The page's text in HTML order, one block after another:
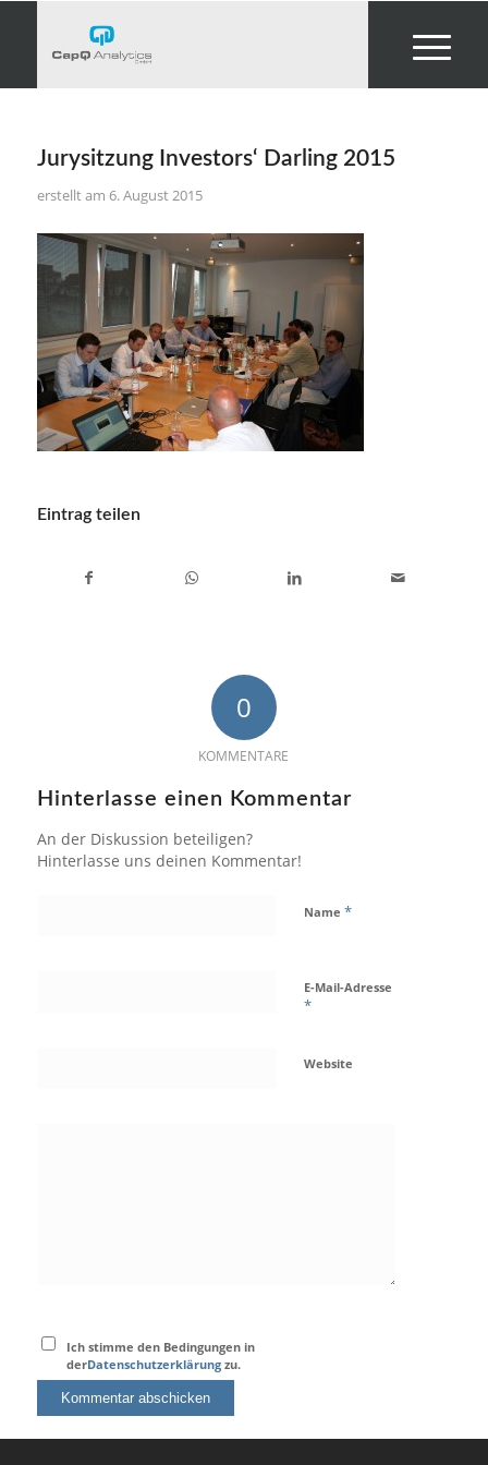
Jurysitzung Investors‘ Darling 2015
6. August 2015
Eintrag teilen
0
KOMMENTARE
Hinterlasse einen Kommentar
An der Diskussion beteiligen?
Hinterlasse uns deinen Kommentar!
Name *
E-Mail-Adresse
*
Website
Ich stimme den Bedingungen in
derDatenschutzerklärung zu.